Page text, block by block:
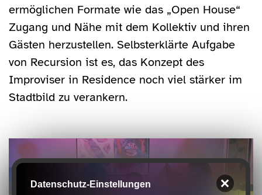
ermöglichen Formate wie das „Open House“
Zugang und Nähe mit dem Kollektiv und ihren
Gästen herzustellen. Selbsterklärte Aufgabe
von Recursion ist es, das Konzept des
Improviser in Residence noch viel stärker im
Stadtbild zu verankern.
Datenschutz-Einstellungen